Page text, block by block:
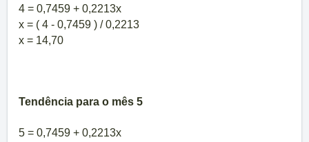
4 = 0,7459 + 0,2213x
x = ( 4 - 0,7459 ) / 0,2213
x = 14,70
Tendência para o mês 5
5 = 0,7459 + 0,2213x